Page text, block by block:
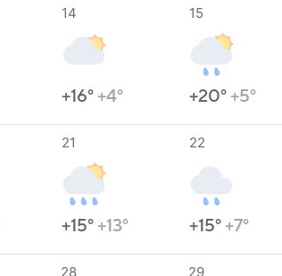
14
+16°+4°
15
+20°+5°
21
+15°+13°
22
+15°+7°
28 29